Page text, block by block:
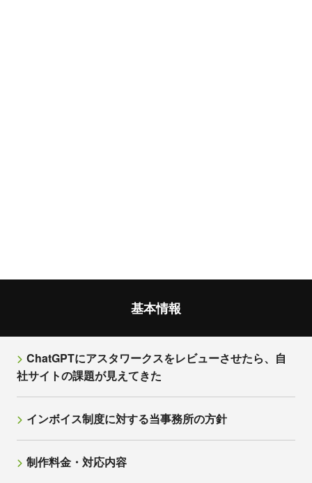
基本情報
ChatGPTにアスタワークスをレビューさせたら、自
社サイトの課題が見えてきた
インボイス制度に対する当事務所の方針
制作料金・対応内容